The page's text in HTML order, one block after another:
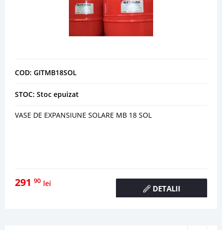
COD: GITMB18SOL
STOC: Stoc epuizat
VASE DE EXPANSIUNE SOLARE MB 18 SOL
291 90 lei
DETALII